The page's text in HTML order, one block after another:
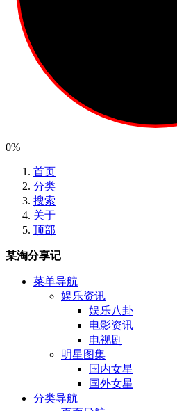
0%
首页
分类
搜索
关于
顶部
某淘分享记
菜单导航
娱乐资讯
娱乐八卦
电影资讯
电视剧
明星图集
国内女星
国外女星
分类导航